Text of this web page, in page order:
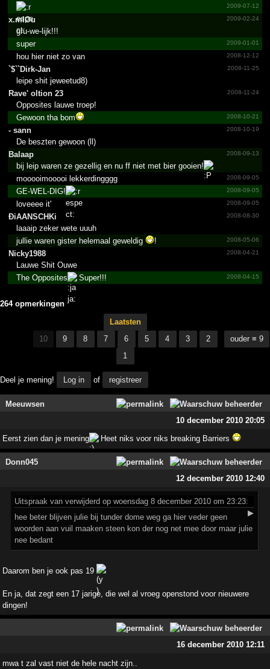
2009-07-12
x.mlOu 2009-02-24
gru-we-lijk!!!
2009-01-01
super
2008-12-12
hou hier niet zo van
`$``Dirk-Jan
2008-11-25
leipe shit jeweetud8)
Rave' oltion 23
2008-11-24
Opposites lauwe troep!
2008-10-21
Gewoon tha bom
- sann
2008-10-19
De beszten gewoon (ll)
Balaap
2008-09-13
bij leip waren ze gezellig en nu ff niet met bier gooien!
2008-09-05
mooooimooooi lekkerdingggg
2008-09-05
GE-WEL-DIG!
2008-09-05
loveeee it'
ÐiAANSCHKi
2008-08-30
laaaip zeker wete uuuh
2008-05-06
jullie waren gister helemaal geweldig
!
Nicky1988
2008-04-21
Lauwe Shit Ouwe
2008-04-15
The Opposites Super!!!
264 opmerkingen
Laatsten
10
9 8 7 6 5 4 3
2
1
ouder ≡ 9
Deel je mening! Log in of registreer
Meeuwsen
10 december 2010 20:05
Eerst zien dan je mening Heet niks voor niks breaking Barriers
Donn045
12 december 2010 12:40
Uitspraak van verwijderd op woensdag 8 december 2010 om 23:23:
▶
hee beter blijven julie bij tunder dome weg ga hier veder geen
woorden aan vuil maaken steen kon der nog net mee door maar julie
nee bedant
Daarom ben je ook pas 19
En ja, dat zegt een 17 jarige, die wel al vroeg openstond voor nieuwere
dingen!
16 december 2010 12:11
mwa t zal vast niet de hele nacht zijn..